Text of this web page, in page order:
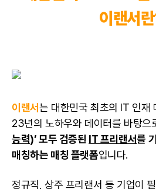
이랜서
이랜서는 대한민국 최초의 IT 인재
23년의 노하우와 데이터를 바탕으
능력)’ 모두 검증된 IT 프리랜서를
매칭하는 매칭 플랫폼입니다.
정규직, 상주 프리랜서 등 기업이